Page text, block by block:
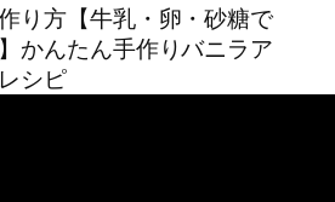
り方【牛乳・卵・砂糖で
かんたん手作りバニラア
シピ